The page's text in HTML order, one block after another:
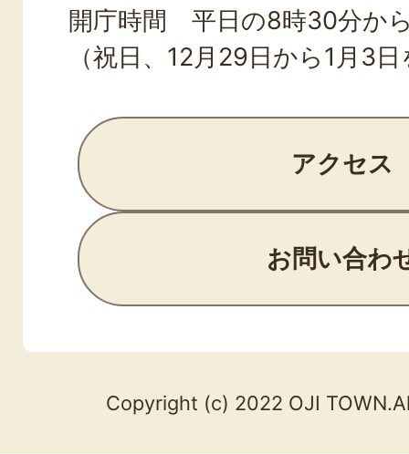
開庁時間 平日の8時30分か
（祝日、12月29日から1月3
アクセス
お問い合わ
Copyright (c) 2022 OJI